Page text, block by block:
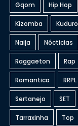
Gqom Hip Hop
Kizomba Kuduro
Naija Nócticias
Raggaeton Rap
Romantica RRPL
Sertanejo SET
Tarraxinha Top